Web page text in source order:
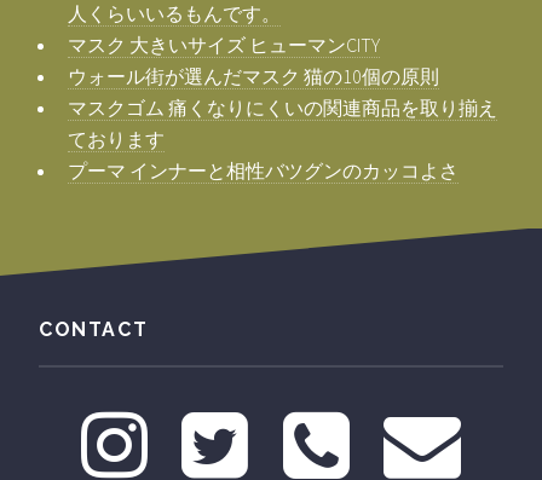
人くらいいるもんです。
マスク 大きいサイズ ヒューマンCITY
ウォール街が選んだマスク 猫の10個の原則
マスクゴム 痛くなりにくいの関連商品を取り揃え
ております
プーマ インナーと相性バツグンのカッコよさ
CONTACT